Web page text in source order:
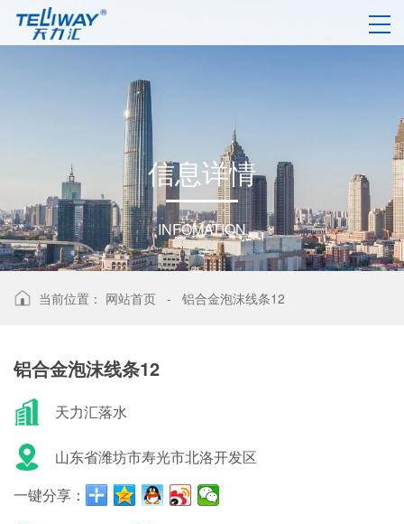
信息详情
INFOMATION
当前位置： 网站首页 - 铝合金泡沫线条12
铝合金泡沫线条12
天力汇落水
山东省潍坊市寿光市北洛开发区
一键分享：